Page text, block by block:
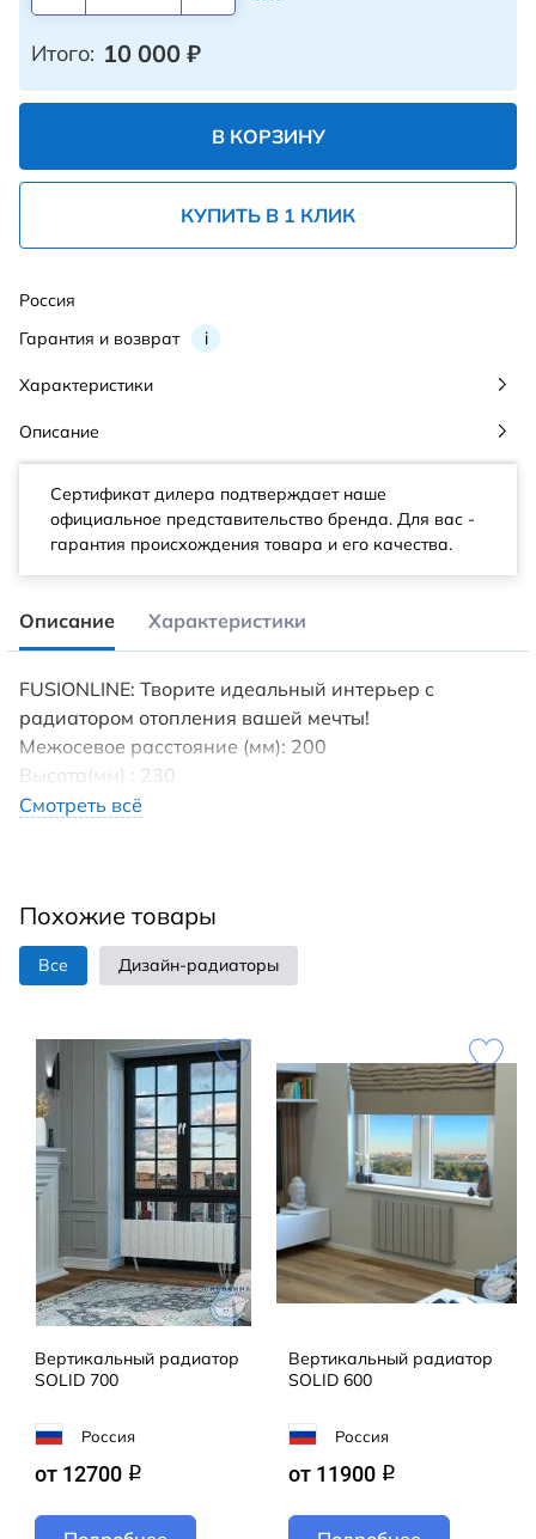
Итого: 10 000 ₽
В КОРЗИНУ
КУПИТЬ В 1 КЛИК
Гарантия и возврат i
Россия
Характеристики
Описание
Сертификат дилера подтверждает наше
официальное представительство бренда. Для вас -
гарантия происхождения товара и его качества.
Описание Характеристики
FUSIONLINE: Творите идеальный интерьер с
радиатором отопления вашей мечты!
Межосевое расстояние (мм): 200
Высота(мм) : 230
Tип пoдключения: нижнеe/боковое
Установка : вертикально/ горизонтально
Гарантия (лет): 10
Страна производства: Россия
задумки в жизнь! Предлагаем не только готовые
модели из каталога FUSIONLINE, но и эксклюзивные
решения для проектов любой сложности. От
стандарта до уникального дизайна — мы сделаем
всё, чтобы ваш интерьер заиграл новыми красками!
Кол-во секций:4;Теплоотдача радиатора
(Вт):60;Отапливаемая площадь (M2):1;Цвет:Белый
Смотреть всё
Похожие товары
Все Дизайн-радиаторы
Вертикальный радиатор
SOLID 700
Россия
от 12700 q
Вертикальный радиатор
SOLID 600
Россия
от 11900 q